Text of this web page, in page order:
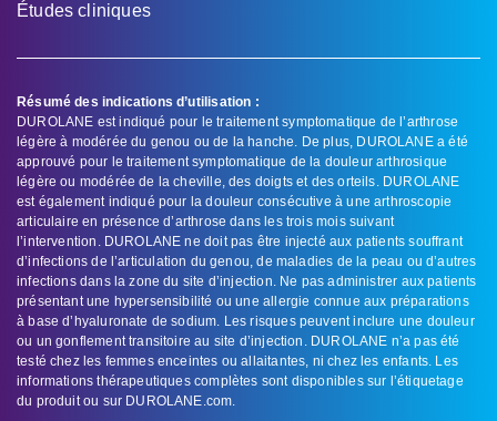
Études cliniques
Résumé des indications d’utilisation :
DUROLANE est indiqué pour le traitement symptomatique de l’arthrose
légère à modérée du genou ou de la hanche. De plus, DUROLANE a été
approuvé pour le traitement symptomatique de la douleur arthrosique
légère ou modérée de la cheville, des doigts et des orteils. DUROLANE
est également indiqué pour la douleur consécutive à une arthroscopie
articulaire en présence d’arthrose dans les trois mois suivant
l’intervention. DUROLANE ne doit pas être injecté aux patients souffrant
d’infections de l’articulation du genou, de maladies de la peau ou d’autres
infections dans la zone du site d’injection. Ne pas administrer aux patients
présentant une hypersensibilité ou une allergie connue aux préparations
à base d’hyaluronate de sodium. Les risques peuvent inclure une douleur
ou un gonflement transitoire au site d’injection. DUROLANE n’a pas été
testé chez les femmes enceintes ou allaitantes, ni chez les enfants. Les
informations thérapeutiques complètes sont disponibles sur l’étiquetage
du produit ou sur DUROLANE.com.